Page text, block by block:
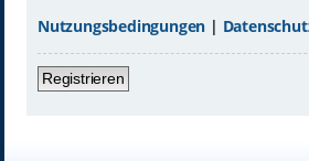
Nutzungsbedingungen |
Registrieren